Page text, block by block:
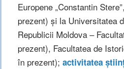
Europene „Constantin
prezent) și la Universitatea
Republicii Moldova –
prezent), Facultatea de
în prezent);activitatea